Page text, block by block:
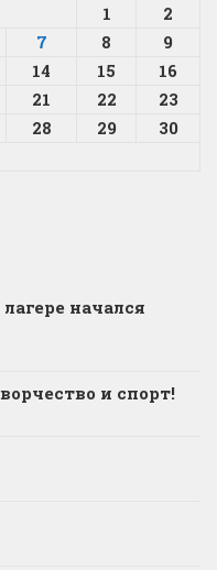
1
2
7 8
9
14 15
16
21 22
23
28 29
30
начался
и спорт!